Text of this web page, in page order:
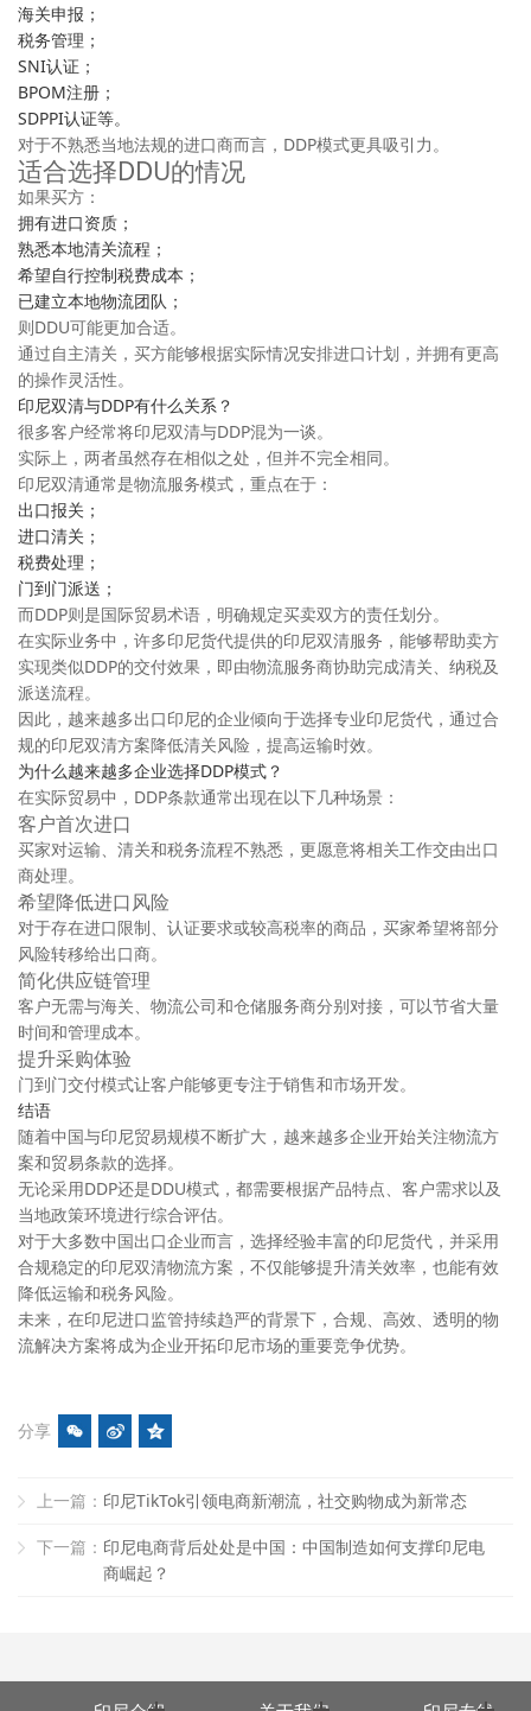
海关申报；
税务管理；
SNI认证；
BPOM注册；
SDPPI认证等。
对于不熟悉当地法规的进口商而言，DDP模式更具吸引力。
适合选择DDU的情况
如果买方：
拥有进口资质；
熟悉本地清关流程；
希望自行控制税费成本；
已建立本地物流团队；
则DDU可能更加合适。
通过自主清关，买方能够根据实际情况安排进口计划，并拥有更高
的操作灵活性。
印尼双清与DDP有什么关系？
很多客户经常将印尼双清与DDP混为一谈。
实际上，两者虽然存在相似之处，但并不完全相同。
印尼双清通常是物流服务模式，重点在于：
出口报关；
进口清关；
税费处理；
门到门派送；
而DDP则是国际贸易术语，明确规定买卖双方的责任划分。
在实际业务中，许多印尼货代提供的印尼双清服务，能够帮助卖方
实现类似DDP的交付效果，即由物流服务商协助完成清关、纳税及
派送流程。
因此，越来越多出口印尼的企业倾向于选择专业印尼货代，通过合
规的印尼双清方案降低清关风险，提高运输时效。
为什么越来越多企业选择DDP模式？
在实际贸易中，DDP条款通常出现在以下几种场景：
客户首次进口
买家对运输、清关和税务流程不熟悉，更愿意将相关工作交由出口
商处理。
希望降低进口风险
对于存在进口限制、认证要求或较高税率的商品，买家希望将部分
风险转移给出口商。
简化供应链管理
客户无需与海关、物流公司和仓储服务商分别对接，可以节省大量
时间和管理成本。
提升采购体验
门到门交付模式让客户能够更专注于销售和市场开发。
结语
随着中国与印尼贸易规模不断扩大，越来越多企业开始关注物流方
案和贸易条款的选择。
无论采用DDP还是DDU模式，都需要根据产品特点、客户需求以及
当地政策环境进行综合评估。
对于大多数中国出口企业而言，选择经验丰富的印尼货代，并采用
合规稳定的印尼双清物流方案，不仅能够提升清关效率，也能有效
降低运输和税务风险。
未来，在印尼进口监管持续趋严的背景下，合规、高效、透明的物
流解决方案将成为企业开拓印尼市场的重要竞争优势。
分享
上一篇： 印尼TikTok引领电商新潮流，社交购物成为新常态
下一篇： 印尼电商背后处处是中国：中国制造如何支撑印尼电
商崛起？